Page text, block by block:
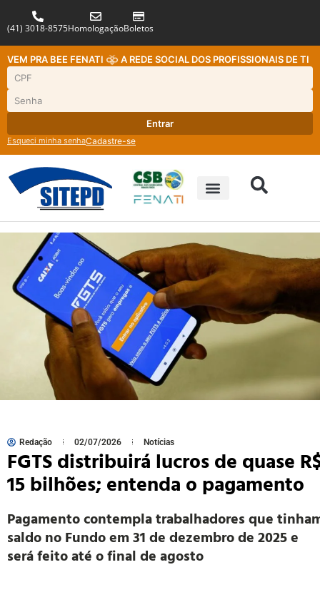
(41) 3018-8575HomologaçãoBoletos
VEM PRA BEE FENATI A REDE SOCIAL DOS PROFISSIONAIS DE TI
Entrar
Esqueci minha senhaCadastre-se
Redação 02/07/2026 Notícias
FGTS distribuirá lucros de quase
15 bilhões; entenda o pagamento
Pagamento contempla trabalhadores que
saldo no Fundo em 31 de dezembro de 2025 e
será feito até o final de agosto